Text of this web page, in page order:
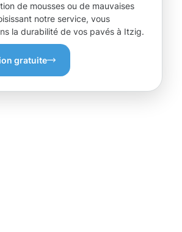
de mousses ou de mauvaises
notre service, vous
la durabilité de vos pavés à Itzig.
gratuite